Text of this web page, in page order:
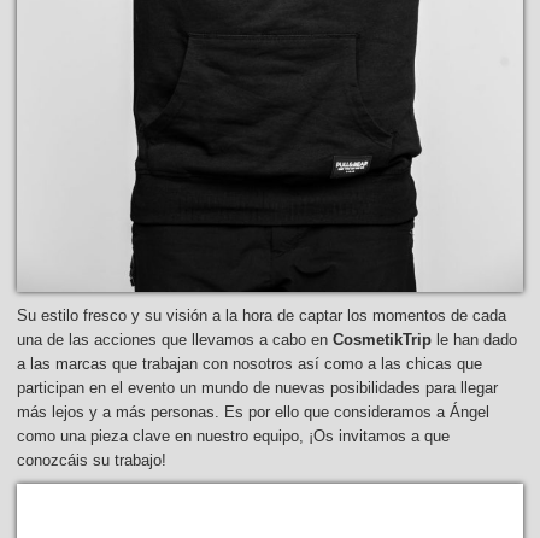
Su estilo fresco y su visión a la hora de captar los momentos de cada
una de las acciones que llevamos a cabo enCosmetikTrip le han dado
a las marcas que trabajan con nosotros así como a las chicas que
participan en el evento un mundo de nuevas posibilidades para llegar
más lejos y a más personas. Es por ello que consideramos a Ángel
como una pieza clave en nuestro equipo, ¡Os invitamos a que
conozcáis su trabajo!